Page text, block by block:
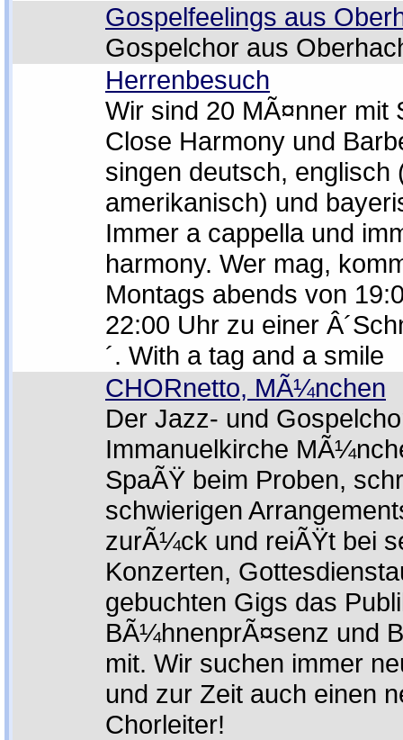
Gospelfeelings aus
Gospelchor aus
Herrenbesuch
Wir sind 20 MÃ¤nner mit
Close Harmony und
singen deutsch, englisch
amerikanisch) und
Immer a cappella und
harmony. Wer mag,
Montags abends von
22:00 Uhr zu einer
´. With a tag and a smile
CHORnetto, MÃ¼nchen
Der Jazz- und
Immanuelkirche
SpaÃŸ beim Proben,
schwierigen
zurÃ¼ck und reiÃŸt bei
Konzerten,
gebuchten Gigs das
BÃ¼hnenprÃ¤senz und
mit. Wir suchen immer
und zur Zeit auch einen
Chorleiter!